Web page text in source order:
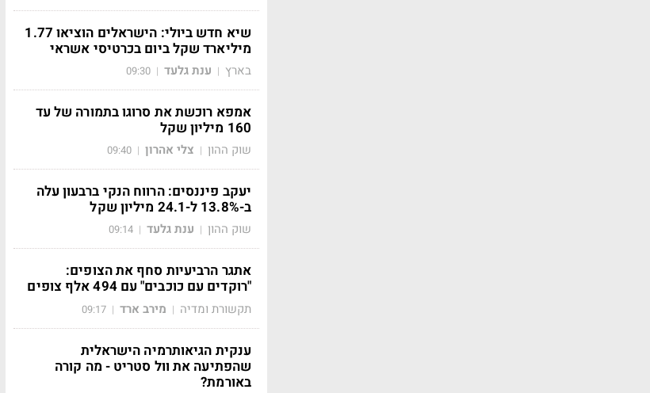
שיא חדש ביולי: הישראלים הוציאו 1.77
מיליארד שקל ביום בכרטיסי אשראי
בארץ | ענת גלעד |
09:30
אמפא רוכשת את סרוגו בתמורה של עד
160 מיליון שקל
שוק ההון | צלי אהרון |
09:40
יעקב פיננסים: הרווח הנקי ברבעון עלה
ב-13.8% ל-24.1 מיליון שקל
שוק ההון | ענת גלעד |
09:14
אתגר הרביעיות סחף את הצופים:
"רוקדים עם כוכבים" עם 494 אלף צופים
תקשורת ומדיה | מירב ארד |
09:17
ענקית הגיאותרמיה הישראלית
שהפתיעה את וול סטריט - מה קורה
באורמת?